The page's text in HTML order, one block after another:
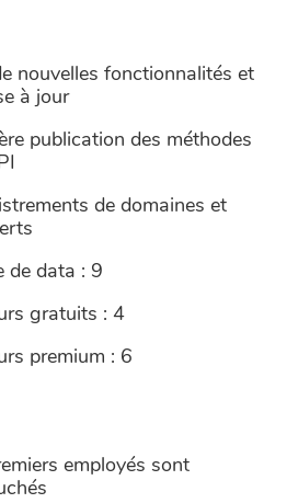
nouvelles fonctionnalités et
à jour
publication des méthodes
de domaines et
de data : 9
gratuits : 4
premium : 6
employés sont